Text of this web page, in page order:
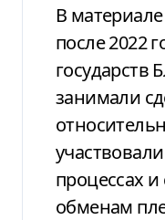
В
после 2022
государств
занимали
процессах
обменам